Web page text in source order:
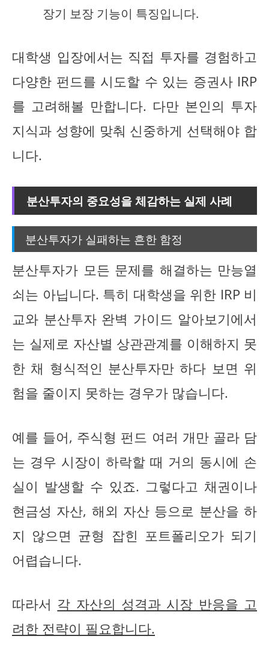
장기 보장 기능이 특징입니다.
대학생 입장에서는 직접 투자를 경험하고
다양한 펀드를 시도할 수 있는 증권사 IRP
를 고려해볼 만합니다. 다만 본인의 투자
지식과 성향에 맞춰 신중하게 선택해야 합
니다.
분산투자의 중요성을 체감하는 실제 사례
분산투자가 실패하는 흔한 함정
분산투자가 모든 문제를 해결하는 만능열
쇠는 아닙니다. 특히 대학생을 위한 IRP 비
교와 분산투자 완벽 가이드 알아보기에서
는 실제로 자산별 상관관계를 이해하지 못
한 채 형식적인 분산투자만 하다 보면 위
험을 줄이지 못하는 경우가 많습니다.
예를 들어, 주식형 펀드 여러 개만 골라 담
는 경우 시장이 하락할 때 거의 동시에 손
실이 발생할 수 있죠. 그렇다고 채권이나
현금성 자산, 해외 자산 등으로 분산을 하
지 않으면 균형 잡힌 포트폴리오가 되기
어렵습니다.
따라서 각 자산의 성격과 시장 반응을 고
려한 전략이 필요합니다.